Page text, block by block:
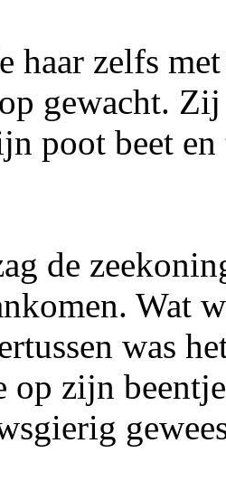
haar zelfs
gewacht.
poot beet en
de
Wat
was
zijn